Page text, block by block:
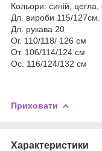
Кольори: синій, цегла,
Дл. вироби 115/127см.
Дл. рукава 20
Ог. 110/118/ 126 см
От. 106/114/124 см
Ос. 116/124/132 см
Приховати
Характеристики